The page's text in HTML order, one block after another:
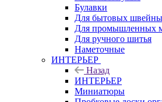
Булавки
Для бытовых
Для промышленных
Для ручного шитья
Наметочные
ИНТЕРЬЕР
Назад
ИНТЕРЬЕР
Миниатюры